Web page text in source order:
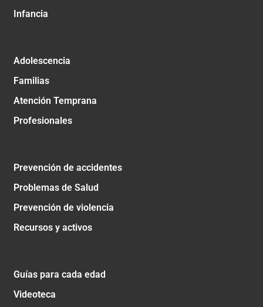
Infancia
Adolescencia
Familias
Atención Temprana
Profesionales
Prevención de accidentes
Problemas de Salud
Prevención de violencia
Recursos y activos
Guías para cada edad
Videoteca